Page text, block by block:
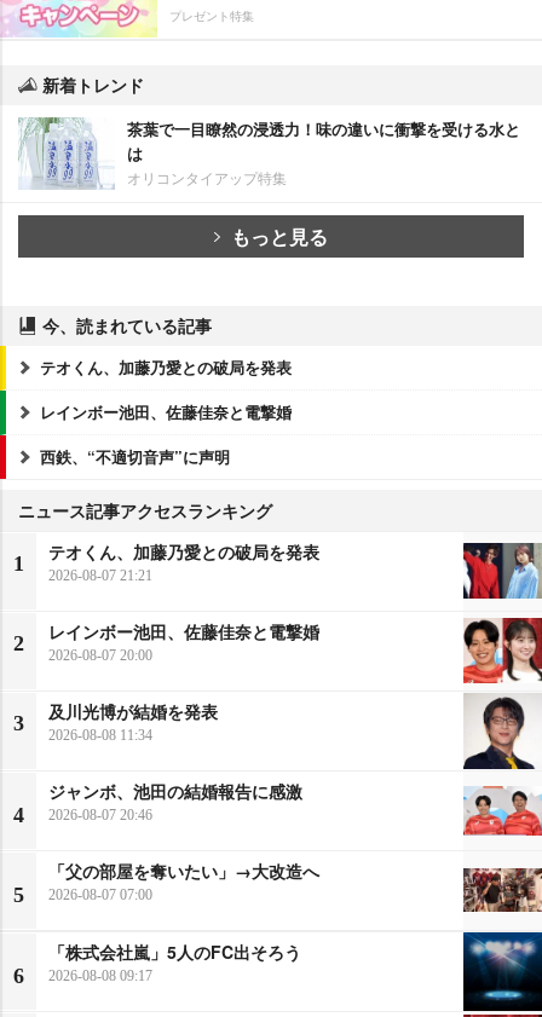
プレゼント特集
新着トレンド
茶葉で一目瞭然の浸透力！味の違いに衝撃を受ける水と
は
オリコンタイアップ特集
もっと見る
今、読まれている記事
テオくん、加藤乃愛との破局を発表
レインボー池田、佐藤佳奈と電撃婚
西鉄、“不適切音声”に声明
ニュース記事アクセスランキング
1
テオくん、加藤乃愛との破局を発表
2026-08-07 21:21
2
レインボー池田、佐藤佳奈と電撃婚
2026-08-07 20:00
3
及川光博が結婚を発表
2026-08-08 11:34
4
ジャンボ、池田の結婚報告に感激
2026-08-07 20:46
5
「父の部屋を奪いたい」→大改造へ
2026-08-07 07:00
6
「株式会社嵐」5人のFC出そろう
2026-08-08 09:17